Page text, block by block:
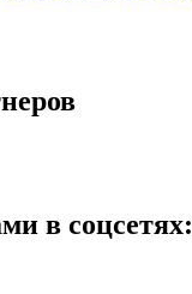
в соцсетях: